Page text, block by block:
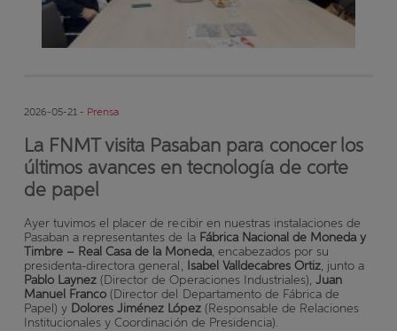
2026-05-21 - Prensa
La FNMT visita Pasaban para conocer los
últimos avances en tecnología de corte
de papel
Ayer tuvimos el placer de recibir en nuestras instalaciones de
Pasaban a representantes de la Fábrica Nacional de Moneda y
Timbre – Real Casa de la Moneda, encabezados por su
presidenta-directora general, Isabel Valldecabres Ortiz, junto a
Pablo Laynez(Director de Operaciones Industriales),Juan
Manuel Franco (Director del Departamento de Fábrica de
Papel) y Dolores Jiménez López(Responsable de Relaciones
Institucionales y Coordinación de Presidencia).